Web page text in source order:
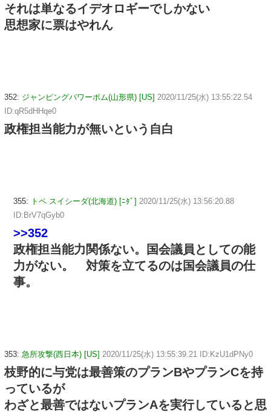
それは単なるイデオロギーでしかない
思想家に票はやれん
352: ジャンピングパワーボム(山形県) [US] 2020/11/25(水) 13:55:22.54
ID:qR5dHHqe0
政権担当能力が無いという自白
355: トペ スイシーダ(北海道) [ﾆﾀﾞ] 2020/11/25(水) 13:56:20.88
ID:BrV7qGyb0
>>352
政権担当能力関係ない。国会議員としての能
力がない。 対策を立てるのは国会議員の仕
事。
353: 急所攻撃(西日本) [US] 2020/11/25(水) 13:55:39.21 ID:KzU1dPNy0
枝野的に与党は最善策のプランBやプランCを持
っているが
わざと最善ではないプランAを実行していると思